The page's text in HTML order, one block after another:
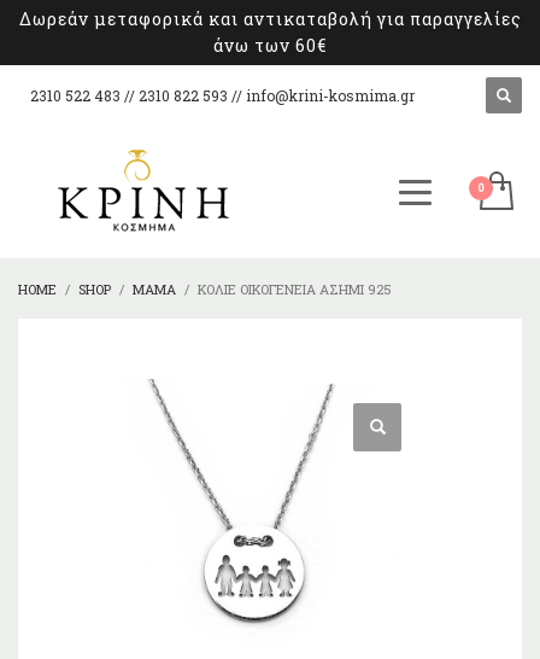
Δωρεάν μεταφορικά και αντικαταβολή για παραγγελίες
άνω των 60€
2310 522 483 // 2310 822 593 // info@krini-kosmima.gr
HOME SHOP ΜΑΜΆ ΚΟΛΙΈ ΟΙΚΟΓΈΝΕΙΑ ΑΣΉΜΙ 925